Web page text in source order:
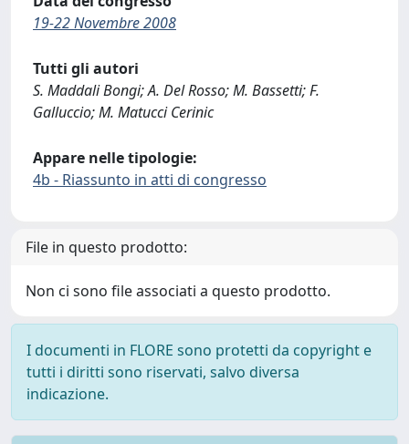
19-22 Novembre 2008
Tutti gli autori
S. Maddali Bongi; A. Del Rosso; M. Bassetti; F.
Galluccio; M. Matucci Cerinic
Appare nelle tipologie:
4b - Riassunto in atti di congresso
File in questo prodotto:
Non ci sono file associati a questo prodotto.
I documenti in FLORE sono protetti da copyright e
tutti i diritti sono riservati, salvo diversa
indicazione.